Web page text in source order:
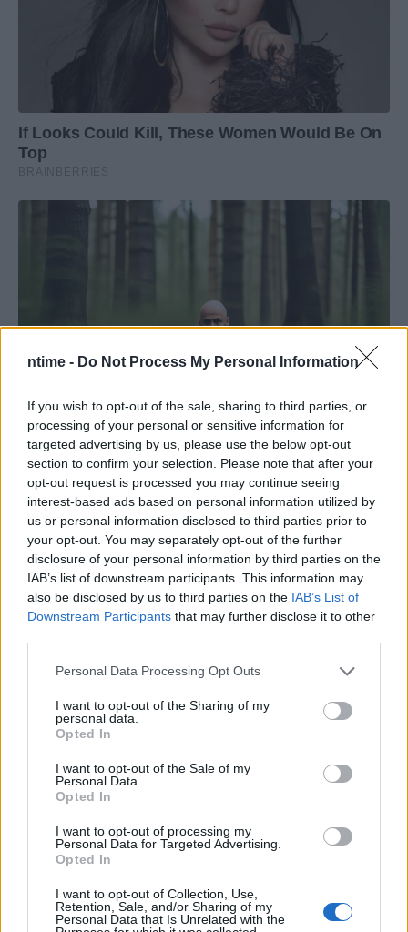
ntime - Do Not Process My Personal Information
If you wish to opt-out of the sale, sharing to third parties, or
processing of your personal or sensitive information for
targeted advertising by us, please use the below opt-out
section to confirm your selection. Please note that after your
opt-out request is processed you may continue seeing
interest-based ads based on personal information utilized by
us or personal information disclosed to third parties prior to
your opt-out. You may separately opt-out of the further
disclosure of your personal information by third parties on the
IAB’s list of downstream participants. This information may
also be disclosed by us to third parties on the IAB’s List of
Downstream Participants that may further disclose it to other
Personal Data Processing Opt Outs
I want to opt-out of the Sharing of my
personal data.
Opted In
I want to opt-out of the Sale of my
Personal Data.
Opted In
I want to opt-out of processing my
Personal Data for Targeted Advertising.
Opted In
I want to opt-out of Collection, Use,
Retention, Sale, and/or Sharing of my
Personal Data that Is Unrelated with the